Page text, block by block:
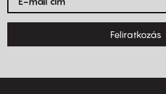
Feliratkozás